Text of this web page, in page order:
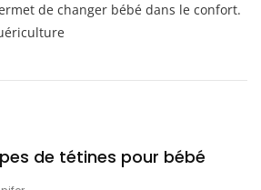
de changer bébé dans le confort.
de tétines pour bébé